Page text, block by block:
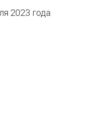
2023 года